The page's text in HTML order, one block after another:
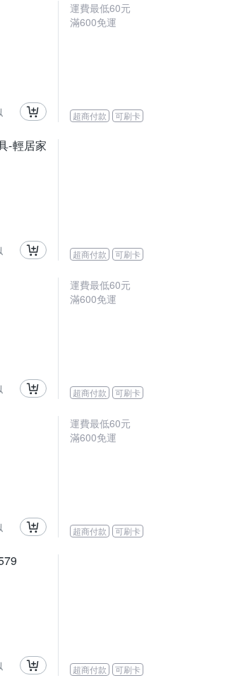
運費最低60元
滿600免運
超商付款 可刷卡
-輕居家
超商付款 可刷卡
運費最低60元
滿600免運
超商付款 可刷卡
運費最低60元
滿600免運
超商付款 可刷卡
超商付款 可刷卡